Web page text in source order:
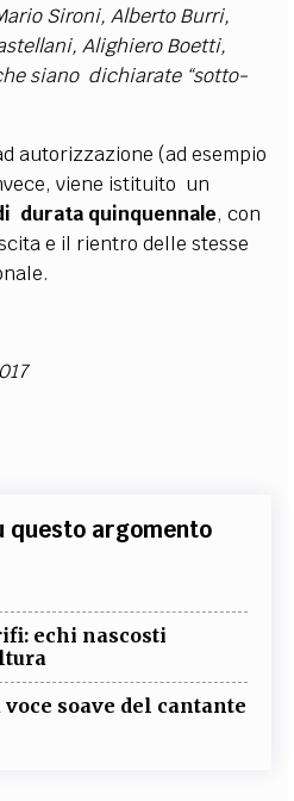
Sironi, Alberto Burri,
Alighiero Boetti,
siano dichiarate “sotto-
autorizzazione (ad esempio
viene istituito un
durata quinquennale, con
e il rientro delle stesse
questo argomento
echi nascosti
soave del cantante